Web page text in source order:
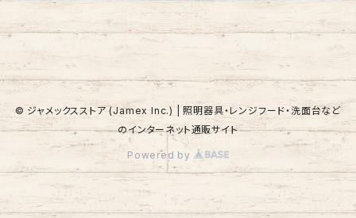
© ジャメックスストア (Jamex Inc.) | 照明器具・レンジフード・洗面台など
のインターネット通販サイト
Powered by